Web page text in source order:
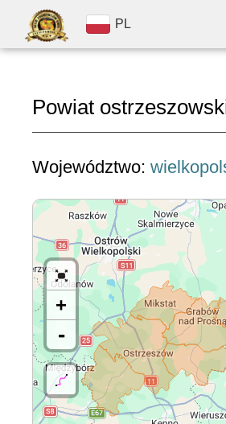
PL
Powiat
Województwo:
+
-